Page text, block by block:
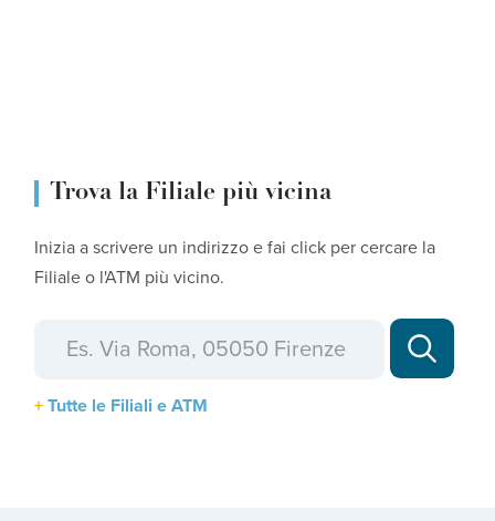
Trova la Filiale più vicina
Inizia a scrivere un indirizzo e fai click per cercare la
Filiale o l'ATM più vicino.
Tutte le Filiali e ATM